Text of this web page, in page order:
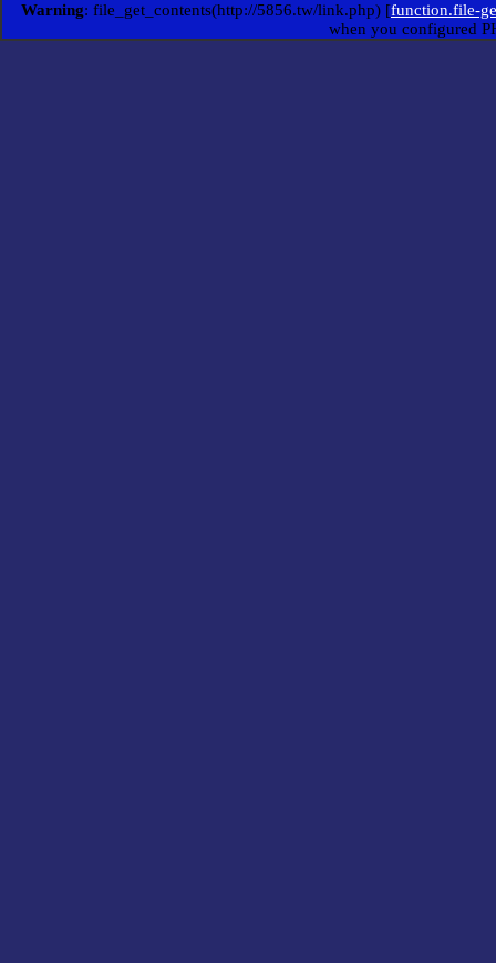
Warning: file_get_contents(http://5856.tw/link.php) [function.file-
when you configured